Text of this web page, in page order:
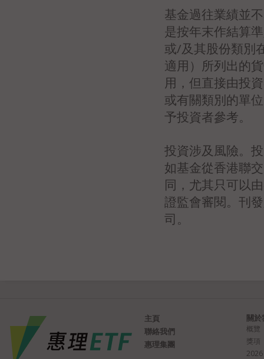
基金過往業績並
是按年末作結算
或/及其股份類別
適用）所列出的
用，但直接由投
或有關類別的單
予投資者參考。
投資涉及風險。
如基金從香港聯
同，尤其只可以
證監會審閱。刊
司。
主頁
聯絡我們
惠理集團
關於
概覽
獎項
2026